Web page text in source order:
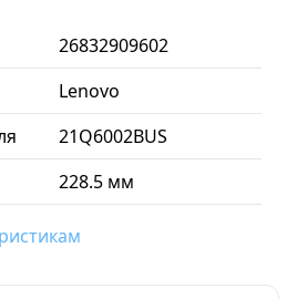
26832909602
Lenovo
21Q6002BUS
228.5 мм